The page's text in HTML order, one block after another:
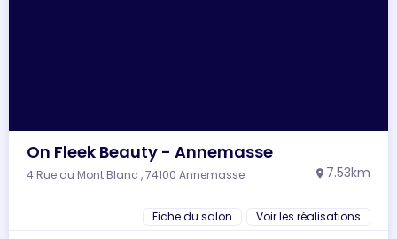
On Fleek Beauty - Annemasse
4 Rue du Mont Blanc , 74100 Annemasse location_on 7.53km
Fiche du salon Voir les réalisations